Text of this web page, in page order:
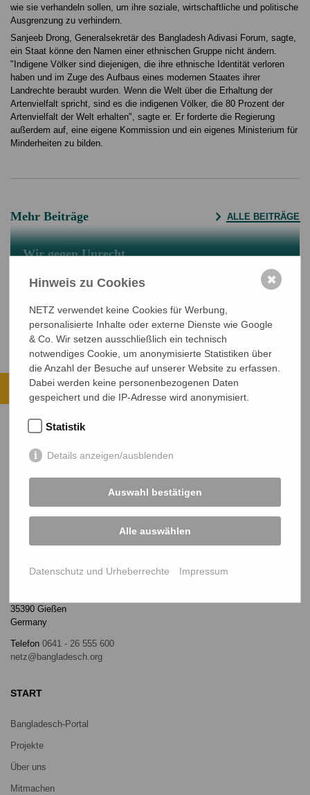
wie sie verhandeln sollen, um ihre soziale, wirtschaftliche und politische
Ausgrenzung zu verhindern.
Sanjeeb Drong, Generalsekretär des Bangladesh Adivasi Forum, sagte,
ein Staat könne den Namen einer ethnischen Gruppe nicht ändern.
"Indigene Völker sind diejenigen, die ihre ethnische Identität verloren
haben und im Zuge des Aufbaus eines modernen Staates ihrer
Landrechte beraubt wurden. Wenn die Welt über die Erhaltung der
Artenvielfalt spricht, sind es die indigenen Völker, die 80 Prozent der
Artenvielfalt der Welt erhalten", sagte er. Er forderte die Regierung
außerdem auf, eine eigene Kommission und ein eigenes Ministerium für
Minderheiten zu bilden.
Mehr Beiträge ALLE BEITRÄGE
Wir gegen Unrecht
unsichtbar
16-Tage-Aktion gegen Gewalt gegen Frauen
Ihre Spende kommt an.
Sichere SSL-Verbindung
35390 Gießen
Germany
Telefon 0641 - 26 555 600
netz@bangladesch.org
START
Bangladesch-Portal
Projekte
Über uns
Mitmachen
Hinweis zu Cookies
NETZ verwendet keine Cookies für Werbung,
personalisierte Inhalte oder externe Dienste wie Google
& Co. Wir setzen ausschließlich ein technisch
notwendiges Cookie, um anonymisierte Statistiken über
die Anzahl der Besuche auf unserer Website zu erfassen.
Dabei werden keine personenbezogenen Daten
gespeichert und die IP-Adresse wird anonymisiert.
Statistik
Details anzeigen/ausblenden
Auswahl bestätigen
Alle auswählen
Datenschutz und Urheberrechte Impressum
✖